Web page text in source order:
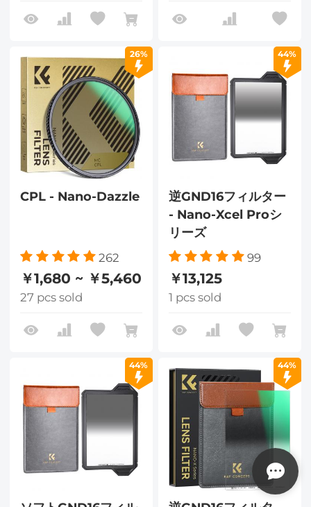
26%
CPL - Nano-Dazzle
262
￥1,680 ~ ￥5,460
27 pcs sold
44%
逆GND16フィルター
- Nano-Xcel Proシ
リーズ
99
￥13,125
1 pcs sold
44% 44%